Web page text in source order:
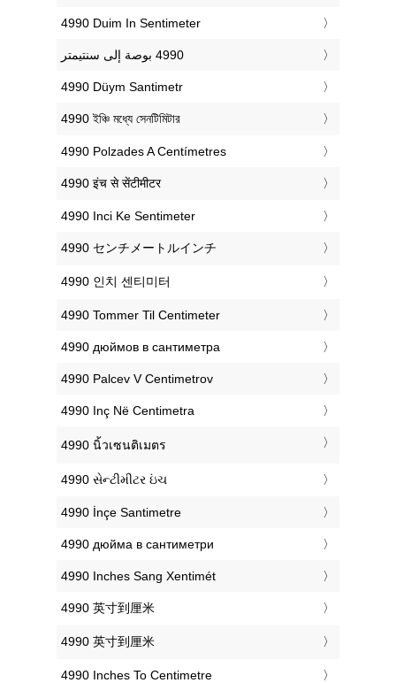
‎4990 Duim In Sentimeter
‎4990 Düym Santimetr
‎4990 ইঞ্চি মধ্যে সেনটিমিটার
‎4990 Polzades A Centímetres
‎4990 इंच से सेंटीमीटर
‎4990 Inci Ke Sentimeter
‎4990 センチメートルインチ
‎4990 인치 센티미터
‎4990 Tommer Til Centimeter
‎4990 дюймов в сантиметра
‎4990 Palcev V Centimetrov
‎4990 Inç Në Centimetra
‎4990 นิ้วเซนติเมตร
‎4990 સેન્ટીમીટર ઇંચ
‎4990 İnçe Santimetre
‎4990 дюйма в сантиметри
‎4990 Inches Sang Xentimét
‎4990 英寸到厘米
‎4990 英寸到厘米
‎4990 Inches To Centimetre